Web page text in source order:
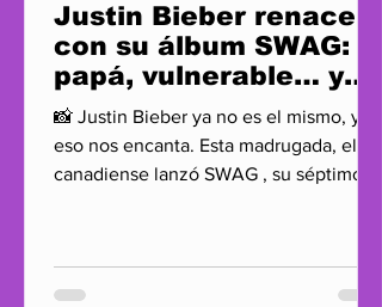
Justin Bieber renace
con su álbum SWAG:
papá, vulnerable… y
peligrosamente hot
📸 Justin Bieber ya no es el mismo, y
eso nos encanta. Esta madrugada, el
canadiense lanzó SWAG , su séptimo